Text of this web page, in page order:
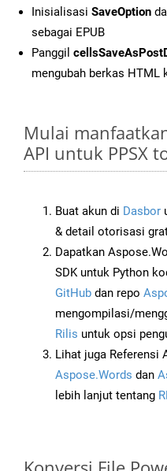
Inisialisasi SaveOption
sebagai EPUB
Panggil
mengubah berkas HTML
Mulai
API untuk PPSX
Buat akun di Dasbor
& detail otorisasi
Dapatkan
SDK untuk Python
GitHub dan repo
mengompilasi/
Rilis untuk opsi
Lihat juga Referensi
Aspose.Words dan
lebih lanjut tentang